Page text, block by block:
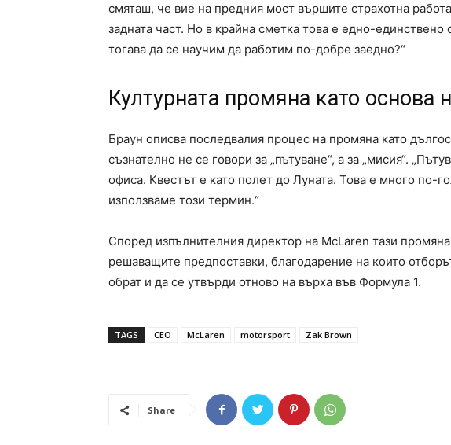
смяташ, че вие на предния мост вършите страхотна
задната част. Но в крайна сметка това е едно-
тогава да се научим да работим по-добре заедно?“
Културната промяна като основа
Браун описва последвалия процес на промяна като
съзнателно не се говори за „пътуване“, а за „мисия“.
офиса. Квестът е като полет до Луната. Това е много по-
използваме този термин.“
Според изпълнителния директор на McLaren тази промяна
решаващите предпоставки, благодарение на които
обрат и да се утвърди отново на върха във Формула 1.
TAGS CEO McLaren motorsport Zak Brown
Share